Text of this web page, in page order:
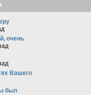
очень
Вашего
был